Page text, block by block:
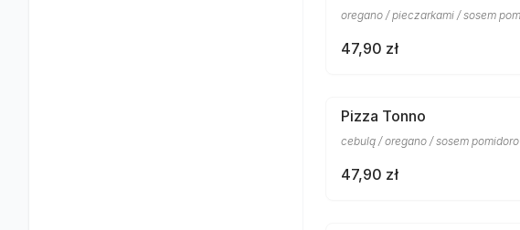
oregano / pieczarkami / sosem
47,90 zł
Pizza Tonno
cebulą / oregano / sosem
47,90 zł